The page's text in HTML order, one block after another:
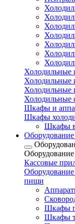
Холодильные
Холодильные
Холодильные
Холодильные
Шкафы и
Шкафы
Шкафы
Оборудование
Оборудование
Кассовые
пищи
Шкафы
Шкафы